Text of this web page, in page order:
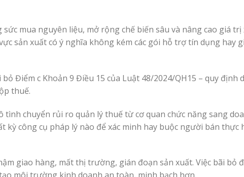
mua nguyên liệu, mở rộng chế biến sâu và nâng cao giá trị
sản xuất có ý nghĩa không kém các gói hỗ trợ tín dụng hay
Điểm c Khoản 9 Điều 15 của Luật 48/2024/QH15 – quy định
thuế.
chuyển rủi ro quản lý thuế từ cơ quan chức năng sang
công cụ pháp lý nào để xác minh hay buộc người bán thực
giao hàng, mất thị trường, gián đoạn sản xuất. Việc bãi bỏ